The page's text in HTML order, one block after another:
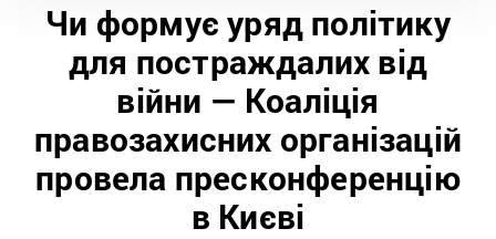
Чи формує уряд політику
для постраждалих від
війни — Коаліція
правозахисних організацій
провела пресконференцію
в Києві